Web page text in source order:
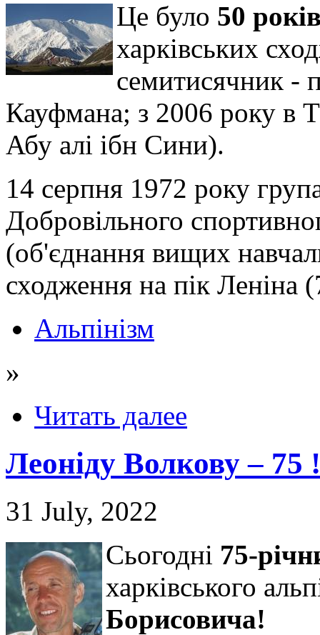
Це було 50
харківських
семитисячник -
Кауфмана; з 2006 року в
Абу алі ібн Сини).
14 серпня 1972 року
Добровільного
(об'єднання вищих
сходження на пік Леніна
Альпінізм
»
Читать далее
Леоніду Волкову – 75 !
31 July, 2022
Сьогодні 75-
харківського
Борисовича!